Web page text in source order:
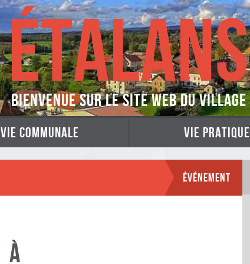
ÉTALANS
Bienvenue sur le site web du village
vie communale vie pratique
Événement
à